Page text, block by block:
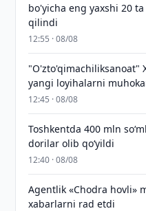
bo'yicha eng yaxshi 20
qilindi
12:55 · 08/08
"O'zto'qimachiliksanoat"
yangi loyihalarni
12:45 · 08/08
Toshkentda 400 mln
dorilar olib qo‘yildi
12:40 · 08/08
Agentlik «Chodra hovli»
xabarlarni rad etdi